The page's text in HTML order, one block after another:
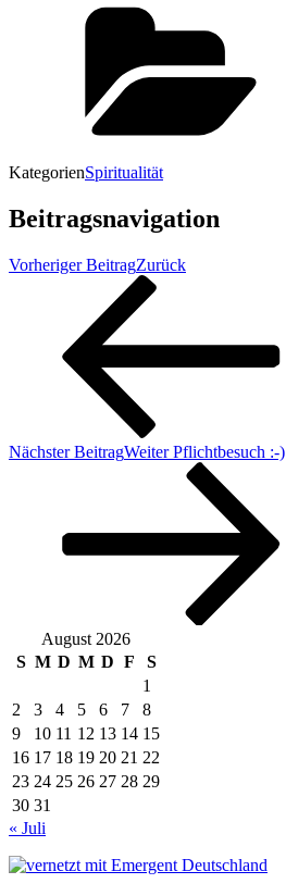
KategorienSpiritualität
Beitragsnavigation
Vorheriger BeitragZurück
Nächster BeitragWeiter Pflichtbesuch :-)
August 2026
S M D M D F
S
1
2
3 4 5 6 7
8
9
10 11 12 13 14 15
16 17 18 19 20 21 22
23 24 25 26 27 28 29
30 31
« Juli